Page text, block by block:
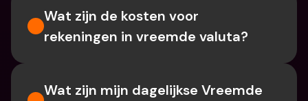
Wat zijn de kosten voor
rekeningen in vreemde valuta?
Wat zijn mijn dagelijkse Vreemde